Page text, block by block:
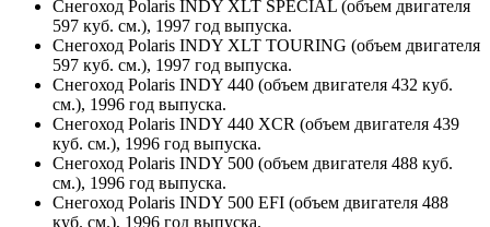
Снегоход Polaris INDY XLT SPECIAL (объем двигателя
597 куб. см.), 1997 год выпуска.
Снегоход Polaris INDY XLT TOURING (объем двигателя
597 куб. см.), 1997 год выпуска.
Снегоход Polaris INDY 440 (объем двигателя 432 куб.
см.), 1996 год выпуска.
Снегоход Polaris INDY 440 XCR (объем двигателя 439
куб. см.), 1996 год выпуска.
Снегоход Polaris INDY 500 (объем двигателя 488 куб.
см.), 1996 год выпуска.
Снегоход Polaris INDY 500 EFI (объем двигателя 488
куб. см.), 1996 год выпуска.